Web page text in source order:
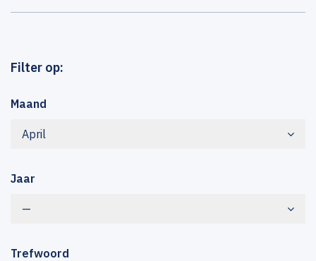
Filter op:
Maand
April
Jaar
—
Trefwoord